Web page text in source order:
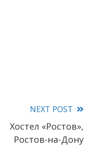
NEXT POST
Хостел «Ростов»,
Ростов-на-Дону